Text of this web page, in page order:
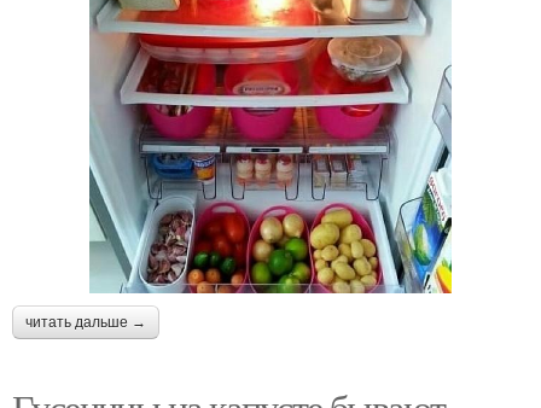
читать дальше →